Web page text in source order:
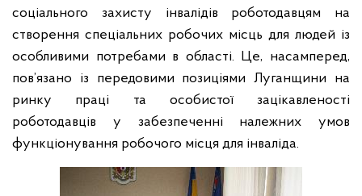
соціального захисту інвалідів роботодавцям на
створення спеціальних робочих місць для людей із
особливими потребами в області. Це, насамперед,
пов’язано із передовими позиціями Луганщини на
ринку праці та особистої зацікавленості
роботодавців у забезпеченні належних умов
функціонування робочого місця для інваліда.